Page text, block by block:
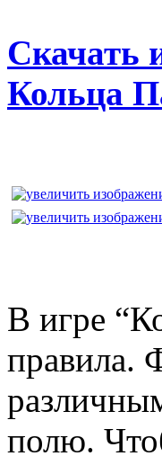
Скачать
Кольца
В игре
правила.
полю.